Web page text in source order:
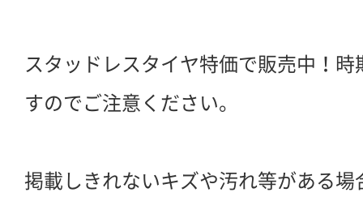
スタッドレスタイヤ特価で販売中！
すのでご注意ください。
掲載しきれないキズや汚れ等がある場